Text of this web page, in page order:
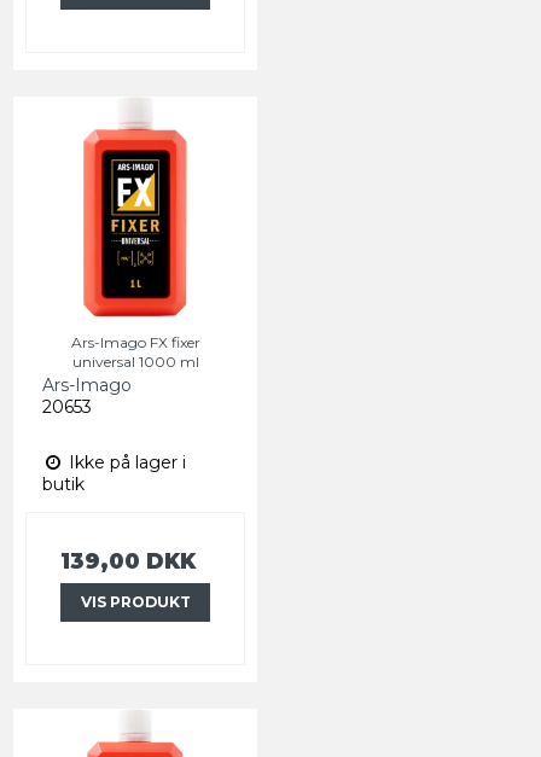
Ars-Imago FX fixer
universal 1000 ml
Ars-Imago
20653
Ikke på lager i
butik
139,00 DKK
VIS PRODUKT